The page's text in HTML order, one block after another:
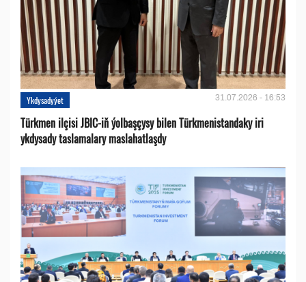
Ykdysadyýet 31.07.2026 - 16:53
Türkmen ilçisi JBIC-iň ýolbaşçysy bilen Türkmenistandaky iri
ykdysady taslamalary maslahatlaşdy